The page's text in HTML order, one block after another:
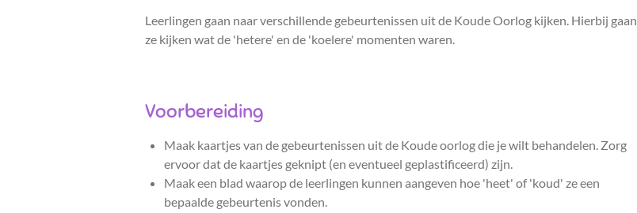
Leerlingen gaan naar verschillende gebeurtenissen uit de Koude Oorlog kijken. Hierbij gaan
ze kijken wat de 'hetere' en de 'koelere' momenten waren.
Voorbereiding
Maak kaartjes van de gebeurtenissen uit de Koude oorlog die je wilt behandelen. Zorg
ervoor dat de kaartjes geknipt (en eventueel geplastificeerd) zijn.
Maak een blad waarop de leerlingen kunnen aangeven hoe 'heet' of 'koud' ze een
bepaalde gebeurtenis vonden.